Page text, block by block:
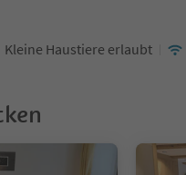
Kleine Haustiere erlaubt